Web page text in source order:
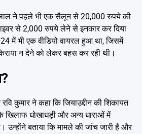
ने पहले भी एक सैलून से 20,000 रुपये की
से 2,000 रुपये लेने से इनकार कर दिया
में भी एक वीडियो वायरल हुआ था, जिसमें
न देने को लेकर बहस कर रही थी।
कुमार ने कहा कि जियाउद्दीन की शिकायत
खिलाफ धोखाधड़ी और अन्य धाराओं में
उन्होंने बताया कि मामले की जांच जारी है और